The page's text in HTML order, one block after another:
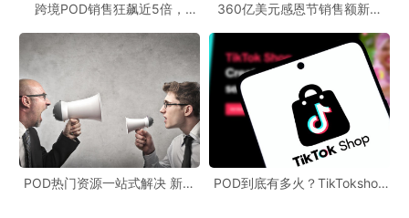
跨境POD销售狂飙近5倍，
360亿美元感恩节销售额新纪
新风潮！
POD热门资源一站式解决 新手
POD到底有多火？TikTokshop